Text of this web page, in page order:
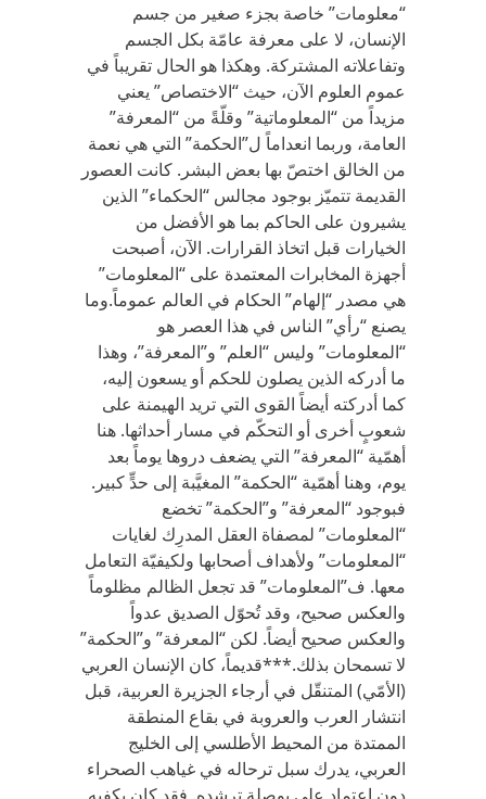
“معلومات” خاصة بجزء صغير من جسم
الإنسان، لا على معرفة عامّة بكل الجسم
وتفاعلاته المشتركة. وهكذا هو الحال تقريباً في
عموم العلوم الآن، حيث “الاختصاص” يعني
مزيداً من “المعلوماتية” وقلّةً من “المعرفة”
العامة، وربما انعداماً ل”الحكمة” التي هي نعمة
من الخالق اختصّ بها بعض البشر. كانت العصور
القديمة تتميّز بوجود مجالس “الحكماء” الذين
يشيرون على الحاكم بما هو الأفضل من
الخيارات قبل اتخاذ القرارات. الآن، أصبحت
أجهزة المخابرات المعتمدة على “المعلومات”
هي مصدر “إلهام” الحكام في العالم عموماً.وما
يصنع “رأي” الناس في هذا العصر هو
“المعلومات” وليس “العلم” و”المعرفة”، وهذا
ما أدركه الذين يصلون للحكم أو يسعون إليه،
كما أدركته أيضاً القوى التي تريد الهيمنة على
شعوبٍ أخرى أو التحكّم في مسار أحداثها. هنا
أهمّية “المعرفة” التي يضعف دروها يوماً بعد
يوم، وهنا أهمّية “الحكمة” المغيَّبة إلى حدٍّ كبير.
فبوجود “المعرفة” و”الحكمة” تخضع
“المعلومات” لمصفاة العقل المدرِك لغايات
“المعلومات” ولأهداف أصحابها ولكيفيّة التعامل
معها. ف”المعلومات” قد تجعل الظالم مظلوماً
والعكس صحيح، وقد تُحوّل الصديق عدواً
والعكس صحيح أيضاً. لكن “المعرفة” و”الحكمة”
لا تسمحان بذلك.***قديماً، كان الإنسان العربي
(الأمّي) المتنقّل في أرجاء الجزيرة العربية، قبل
انتشار العرب والعروبة في بقاع المنطقة
الممتدة من المحيط الأطلسي إلى الخليج
العربي، يدرك سبل ترحاله في غياهب الصحراء